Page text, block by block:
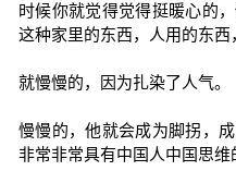
时候你就觉得觉得挺暖心的
这种家里的东西，人用的东西
就慢慢的，因为扎染了人气。
慢慢的，他就会成为脚拐，
非常非常具有中国人中国思维